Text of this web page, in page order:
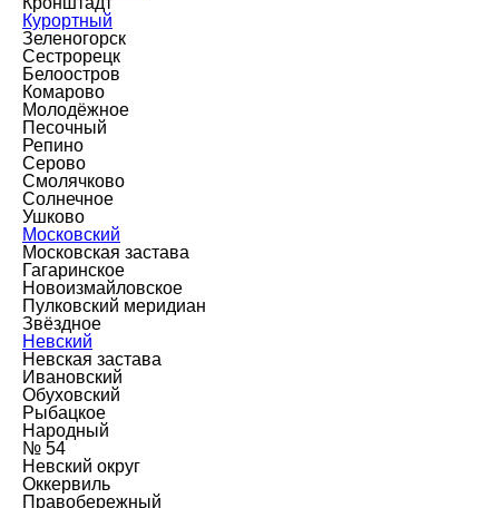
Курортный
Зеленогорск
Сестрорецк
Белоостров
Комарово
Молодёжное
Песочный
Репино
Серово
Смолячково
Солнечное
Ушково
Московский
Московская застава
Гагаринское
Новоизмайловское
Пулковский меридиан
Звёздное
Невский
Невская застава
Ивановский
Обуховский
Рыбацкое
Народный
№ 54
Невский округ
Оккервиль
Правобережный